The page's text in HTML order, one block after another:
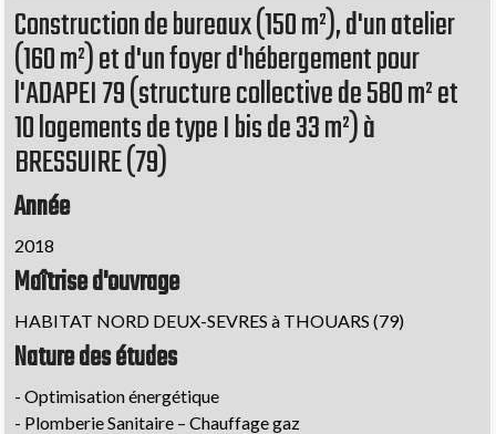
Construction de bureaux (150 m²), d'un atelier
(160 m²) et d'un foyer d'hébergement pour
l'ADAPEI 79 (structure collective de 580 m² et
10 logements de type I bis de 33 m²) à
BRESSUIRE (79)
Année
2018
Maîtrise d'ouvrage
HABITAT NORD DEUX-SEVRES à THOUARS (79)
Nature des études
- Optimisation énergétique
- Plomberie Sanitaire – Chauffage gaz